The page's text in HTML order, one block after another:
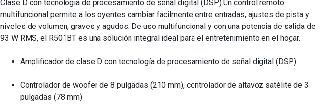
Clase D con tecnología de procesamiento de señal digital (DSP).Un control remoto
multifuncional permite a los oyentes cambiar fácilmente entre entradas, ajustes de pista y
niveles de volumen, graves y agudos. De uso multifuncional y con una potencia de salida de
93 W RMS, el R501BT es una solución integral ideal para el entretenimiento en el hogar.
Amplificador de clase D con tecnología de procesamiento de señal digital (DSP)
Controlador de woofer de 8 pulgadas (210 mm), controlador de altavoz satélite de 3
pulgadas (78 mm)